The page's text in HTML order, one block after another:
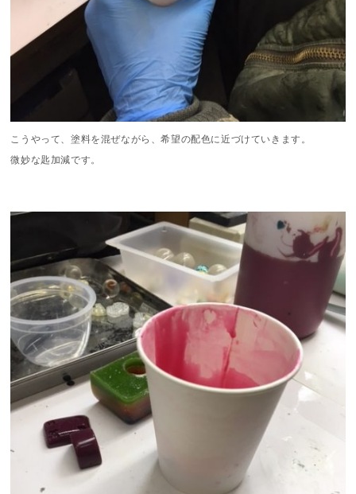
こうやって、塗料を混ぜながら、希望の配色に近づけていきます。
微妙な匙加減です。